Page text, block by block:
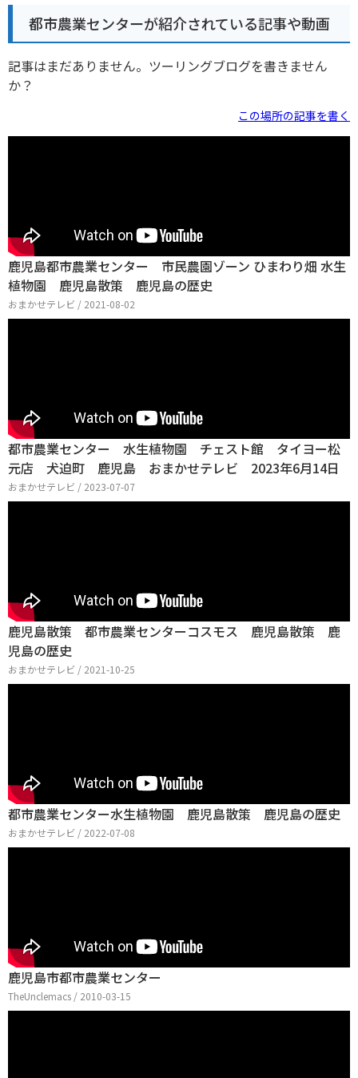
都市農業センターが紹介されている記事や動画
記事はまだありません。ツーリングブログを書きません
か？
この場所の記事を書く
鹿児島都市農業センター 市民農園ゾーン ひまわり畑 水生
植物園 鹿児島散策 鹿児島の歴史
おまかせテレビ / 2021-08-02
都市農業センター 水生植物園 チェスト館 タイヨー松
元店 犬迫町 鹿児島 おまかせテレビ 2023年6月14日
おまかせテレビ / 2023-07-07
鹿児島散策 都市農業センターコスモス 鹿児島散策 鹿
児島の歴史
おまかせテレビ / 2021-10-25
都市農業センター水生植物園 鹿児島散策 鹿児島の歴史
おまかせテレビ / 2022-07-08
鹿児島市都市農業センター
TheUnclemacs / 2010-03-15